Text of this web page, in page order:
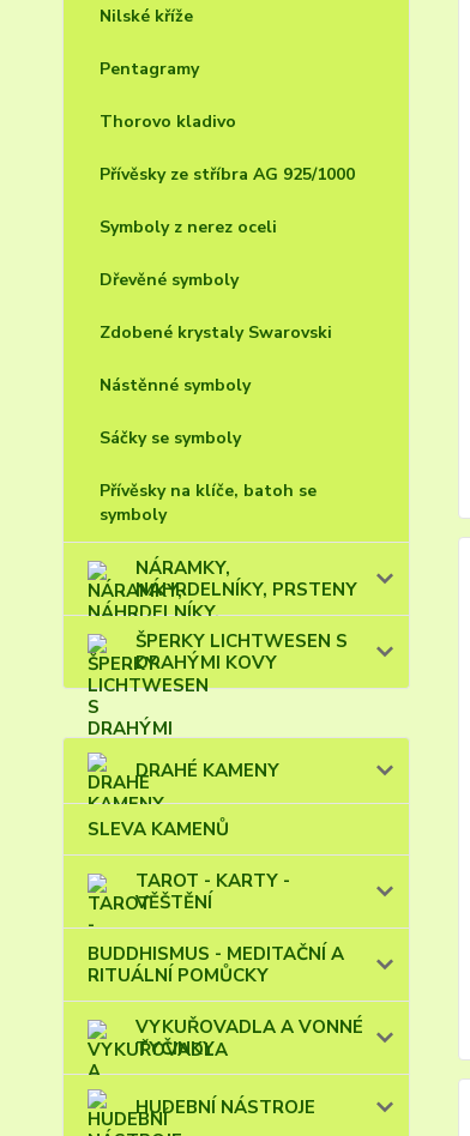
Nilské kříže
Pentagramy
Thorovo kladivo
Přívěsky ze stříbra AG 925/1000
Symboly z nerez oceli
Dřevěné symboly
Zdobené krystaly Swarovski
Nástěnné symboly
Sáčky se symboly
Přívěsky na klíče, batoh se
symboly
NÁRAMKY,
NÁHRDELNÍKY, PRSTENY
ŠPERKY LICHTWESEN S
DRAHÝMI KOVY
DRAHÉ KAMENY
SLEVA KAMENŮ
TAROT - KARTY -
VĚŠTĚNÍ
BUDDHISMUS - MEDITAČNÍ A
RITUÁLNÍ POMŮCKY
VYKUŘOVADLA A VONNÉ
TYČINKY
HUDEBNÍ NÁSTROJE